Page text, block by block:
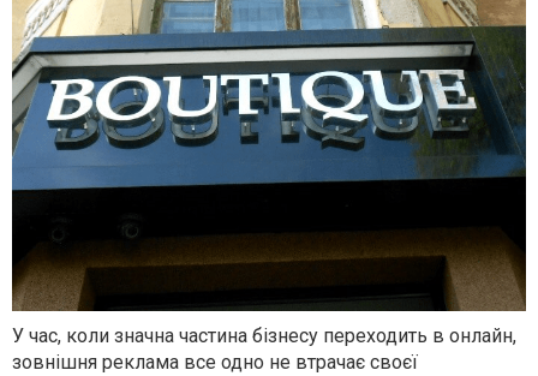
У час, коли значна частина бізнесу переходить в онлайн,
зовнішня реклама все одно не втрачає своєї